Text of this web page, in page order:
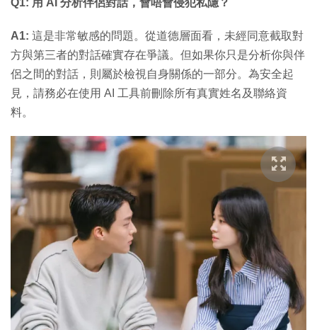
A1: 這是非常敏感的問題。從道德層面看，未經同意截取對
方與第三者的對話確實存在爭議。但如果你只是分析你與伴
侶之間的對話，則屬於檢視自身關係的一部分。為安全起
見，請務必在使用 AI 工具前刪除所有真實姓名及聯絡資
料。